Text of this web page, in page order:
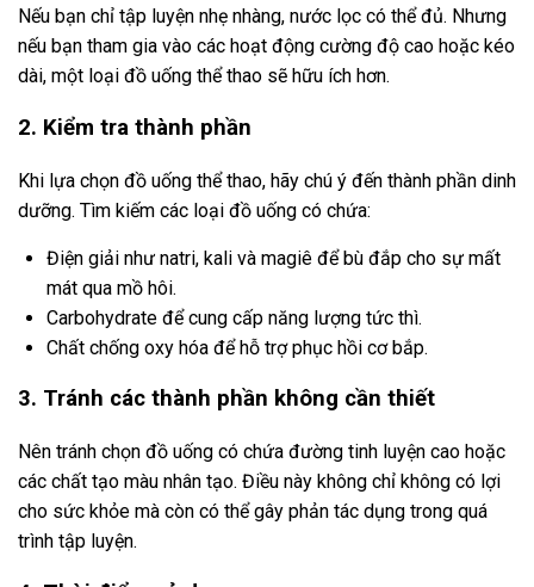
Nếu bạn chỉ tập luyện nhẹ nhàng, nước lọc có thể đủ. Nhưng
nếu bạn tham gia vào các hoạt động cường độ cao hoặc kéo
dài, một loại đồ uống thể thao sẽ hữu ích hơn.
2. Kiểm tra thành phần
Khi lựa chọn đồ uống thể thao, hãy chú ý đến thành phần dinh
dưỡng. Tìm kiếm các loại đồ uống có chứa:
Điện giải như natri, kali và magiê để bù đắp cho sự mất
mát qua mồ hôi.
Carbohydrate để cung cấp năng lượng tức thì.
Chất chống oxy hóa để hỗ trợ phục hồi cơ bắp.
3. Tránh các thành phần không cần thiết
Nên tránh chọn đồ uống có chứa đường tinh luyện cao hoặc
các chất tạo màu nhân tạo. Điều này không chỉ không có lợi
cho sức khỏe mà còn có thể gây phản tác dụng trong quá
trình tập luyện.